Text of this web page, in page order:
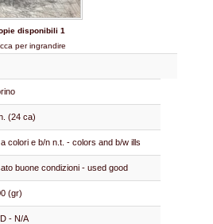
disponibili 1
per ingrandire
(24 ca)
a colori e b/n n.t. - colors and b/w ills
buone condizioni - used good
(gr)
- N/A